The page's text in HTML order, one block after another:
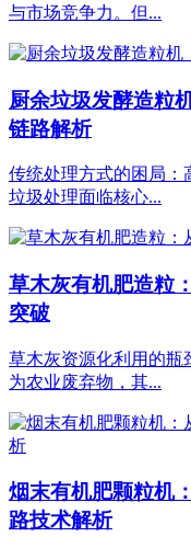
与市场竞争力。但...
厨余垃圾发酵造粒
链路解析
传统处理方式的困局：
垃圾处理面临核心...
草木灰有机肥造粒
突破
草木灰资源化利用的瓶
为农业废弃物，其...
烟末有机肥颗粒机
路技术解析